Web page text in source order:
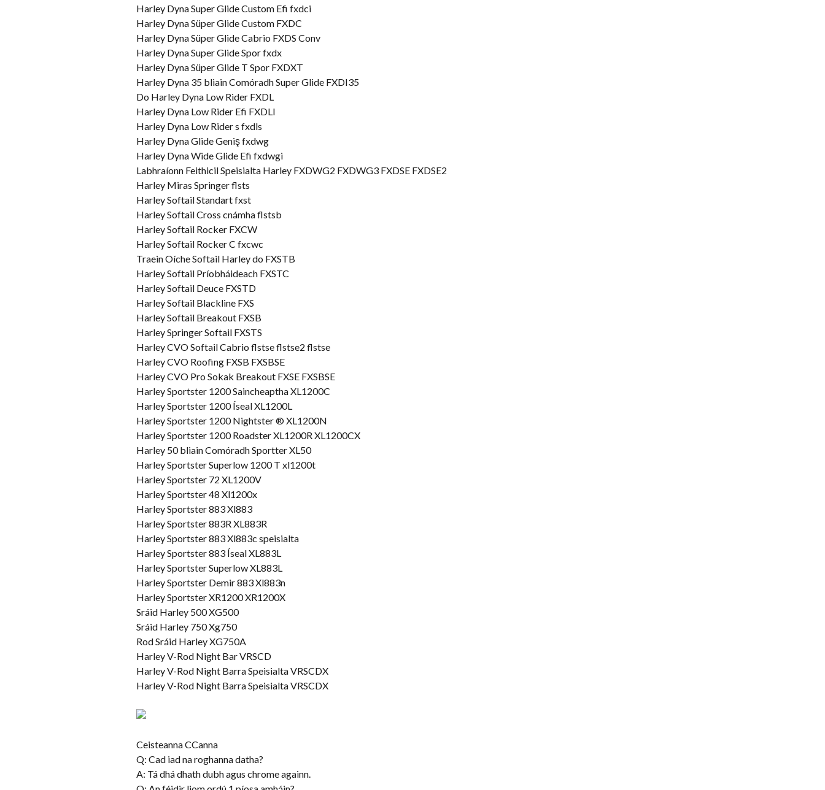
Harley Dyna Super Glide Custom Efi fxdci
Harley Dyna Süper Glide Custom FXDC
Harley Dyna Süper Glide Cabrio FXDS Conv
Harley Dyna Super Glide Spor fxdx
Harley Dyna Süper Glide T Spor FXDXT
Harley Dyna 35 bliain Comóradh Super Glide FXDI35
Do Harley Dyna Low Rider FXDL
Harley Dyna Low Rider Efi FXDLI
Harley Dyna Low Rider s fxdls
Harley Dyna Glide Geniş fxdwg
Harley Dyna Wide Glide Efi fxdwgi
Labhraíonn Feithicil Speisialta Harley FXDWG2 FXDWG3 FXDSE FXDSE2
Harley Miras Springer flsts
Harley Softail Standart fxst
Harley Softail Cross cnámha flstsb
Harley Softail Rocker FXCW
Harley Softail Rocker C fxcwc
Traein Oíche Softail Harley do FXSTB
Harley Softail Príobháideach FXSTC
Harley Softail Deuce FXSTD
Harley Softail Blackline FXS
Harley Softail Breakout FXSB
Harley Springer Softail FXSTS
Harley CVO Softail Cabrio flstse flstse2 flstse
Harley CVO Roofing FXSB FXSBSE
Harley CVO Pro Sokak Breakout FXSE FXSBSE
Harley Sportster 1200 Saincheaptha XL1200C
Harley Sportster 1200 Íseal XL1200L
Harley Sportster 1200 Nightster ® XL1200N
Harley Sportster 1200 Roadster XL1200R XL1200CX
Harley 50 bliain Comóradh Sportter XL50
Harley Sportster Superlow 1200 T xl1200t
Harley Sportster 72 XL1200V
Harley Sportster 48 Xl1200x
Harley Sportster 883 Xl883
Harley Sportster 883R XL883R
Harley Sportster 883 Xl883c speisialta
Harley Sportster 883 Íseal XL883L
Harley Sportster Superlow XL883L
Harley Sportster Demir 883 Xl883n
Harley Sportster XR1200 XR1200X
Sráid Harley 500 XG500
Sráid Harley 750 Xg750
Rod Sráid Harley XG750A
Harley V-Rod Night Bar VRSCD
Harley V-Rod Night Barra Speisialta VRSCDX
Harley V-Rod Night Barra Speisialta VRSCDX
Ceisteanna CCanna
Q: Cad iad na roghanna datha?
A: Tá dhá dhath dubh agus chrome againn.